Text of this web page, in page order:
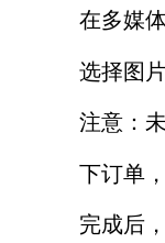
在多媒
选择图
注意：
下订单
完成后